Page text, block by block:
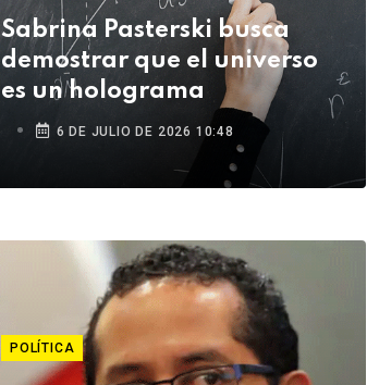
Sabrina Pasterski busca
demostrar que el universo
es un holograma
6 DE JULIO DE 2026 10:48
POLÍTICA